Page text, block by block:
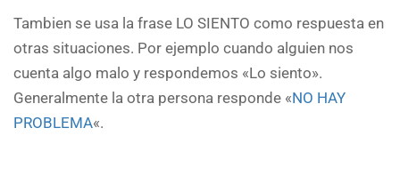
Tambien se usa la frase LO SIENTO como respuesta en
otras situaciones. Por ejemplo cuando alguien nos
cuenta algo malo y respondemos «Lo siento».
Generalmente la otra persona responde «NO HAY
PROBLEMA«.